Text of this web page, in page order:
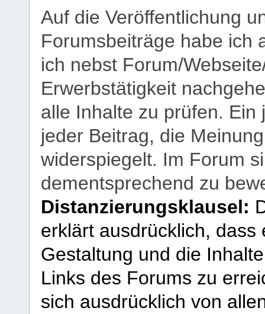
Auf die Veröffentlichung
Forumsbeiträge habe ich
ich nebst Forum/
Erwerbstätigkeit
alle Inhalte zu prüfen.
jeder Beitrag, die
widerspiegelt. Im Forum
dementsprechend zu
Distanzierungsklausel:
erklärt ausdrücklich,
Gestaltung und die
Links des Forums zu
sich ausdrücklich von